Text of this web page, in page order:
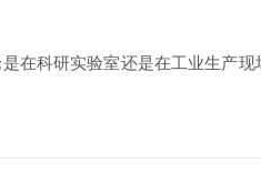
科研实验室还是在工业生产现